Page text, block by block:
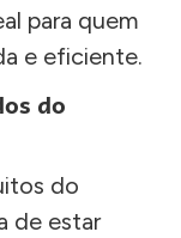
para quem
e eficiente.
do
do
de estar